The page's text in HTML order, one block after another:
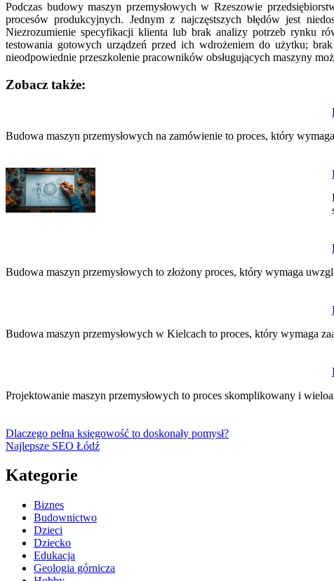
Podczas budowy maszyn przemysłowych w Rzeszowie
procesów produkcyjnych. Jednym z najczęstszych błędów jest
Niezrozumienie specyfikacji klienta lub brak analizy potrzeb rynku
testowania gotowych urządzeń przed ich wdrożeniem do użytku;
nieodpowiednie przeszkolenie pracowników obsługujących maszyny
Zobacz także:
Budowa maszyn przemysłowych na zamówienie to proces, który
Budowa maszyn przemysłowych to złożony proces, który wymaga
Budowa maszyn przemysłowych w Kielcach to proces, który wymaga
Projektowanie maszyn przemysłowych to proces skomplikowany i
wpisu
Dlaczego pełna księgowość to doskonały pomysł?
Najlepsze SEO Łódź
Kategorie
Biznes
Budownictwo
Dzieci
Dziecko
Edukacja
Geologia górnicza